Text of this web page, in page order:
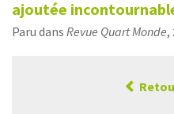
ajoutée
Paru dans Revue Quart Monde,